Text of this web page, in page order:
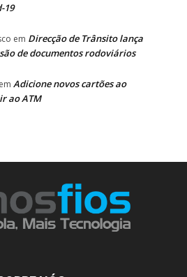
19
em Direcção de Trânsito lança
de documentos rodoviários
em Adicione novos cartões ao
ao ATM